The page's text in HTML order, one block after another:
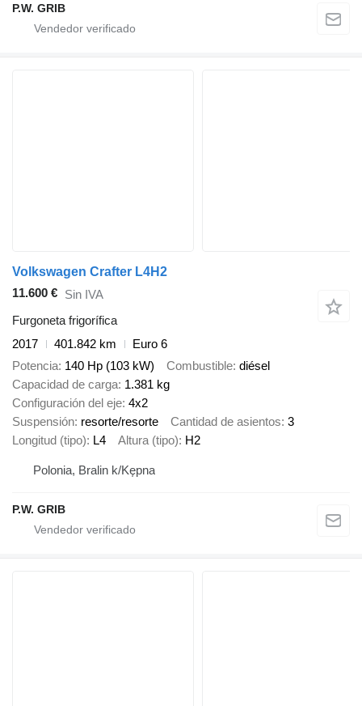
P.W. GRIB
Volkswagen Crafter L4H2
11.600 € Sin IVA
Furgoneta frigorífica
2017
401.842 km
Euro 6
Potencia 140 Hp (103 kW) Combustible diésel
Capacidad de carga 1.381 kg
Configuración del eje 4x2
Suspensión resorte/resorte Cantidad de asientos 3
Longitud (tipo) L4 Altura (tipo) H2
Polonia, Bralin k/Kępna
P.W. GRIB